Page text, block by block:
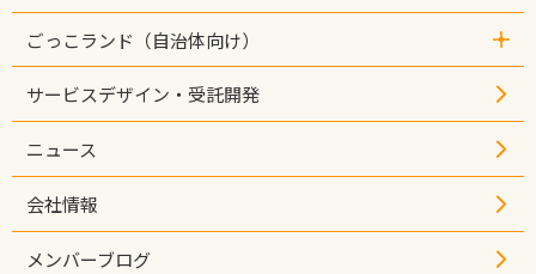
- ごっこランド（企業向け）トップ
- 取り組み実績
- 出店企業
- パビリオン一覧
- 出店事例インタビュー
- セミナー情報
ごっこランド（自治体向け）
- ジモトガイド（自治体向け）
- ジモトガイド一覧
- 自治体ご担当者インタビュー
サービスデザイン・受託開発
ニュース
会社情報
メンバーブログ